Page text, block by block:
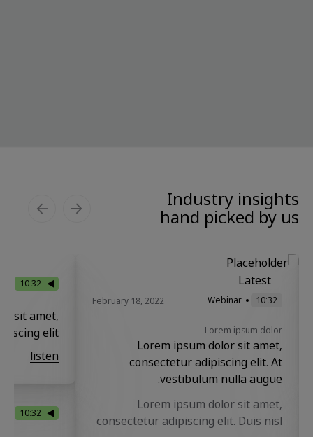
Industry insights
hand picked by us
Latest
10:32
Webinar
February 18, 2022
Lorem ipsum dolor
Lorem ipsum dolor sit amet,
consectetur adipiscing elit. At
vestibulum nulla augue.
Lorem ipsum dolor sit amet,
consectetur adipiscing elit. Duis nisl
10:32
sit amet,
elit.
listen
10:32